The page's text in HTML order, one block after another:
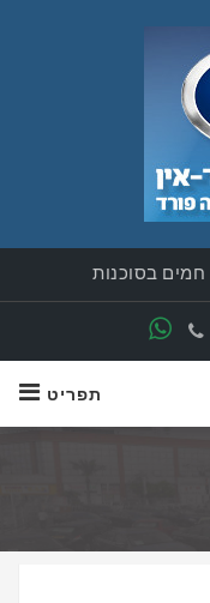
חמים בסוכנות
תפריט